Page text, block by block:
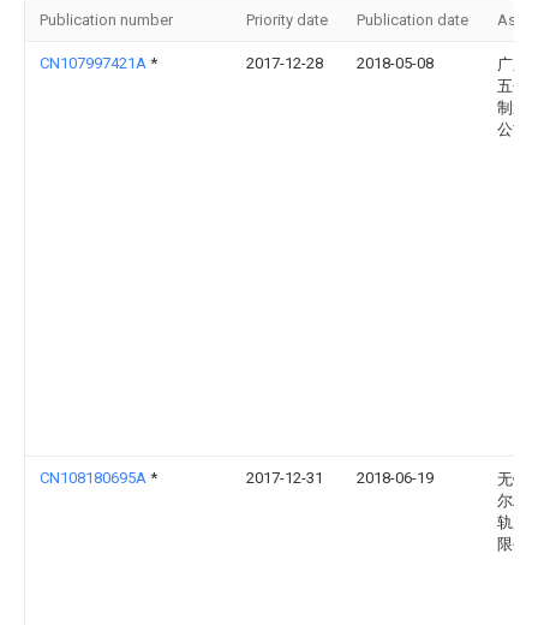
Publication number Priority date Publication date
CN107997421A * 2017-12-28 2018-05-08
广东
五金
制造
公司
CN108180695A * 2017-12-31 2018-06-19
无锡
尔精
轨股
限公